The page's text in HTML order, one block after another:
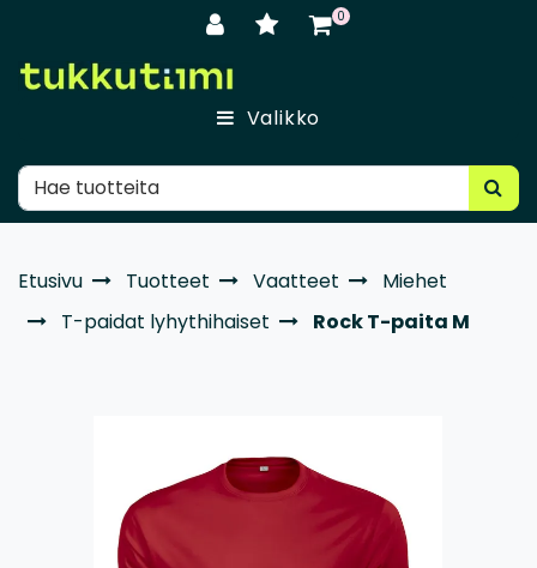
0
Valikko
Etusivu Tuotteet Vaatteet
Miehet
T-paidat lyhythihaiset
Rock T-paita M